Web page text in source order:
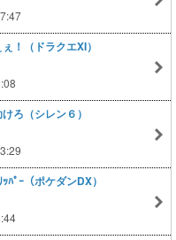
！（ドラクエXI）
ろ（シレン６）
ﾊﾟｰ（ポケダンDX）